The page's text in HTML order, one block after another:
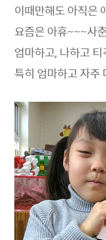
이때만해도 아직은
요즘은 아휴~~~사
엄마하고, 나하고
특히 엄마하고 자주